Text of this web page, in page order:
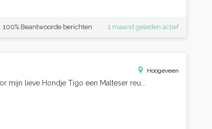
1 maand geleden actief
100% Beantwoorde berichten
Hoogeveen
mijn lieve Hondje Tigo een Malteser reu...